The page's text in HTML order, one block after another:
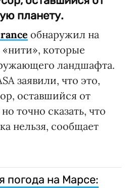
планету.
обнаружил на
которые
ландшафта.
заявили, что это,
оставшийся от
точно сказать, что
нельзя, сообщает
погода на Марсе: